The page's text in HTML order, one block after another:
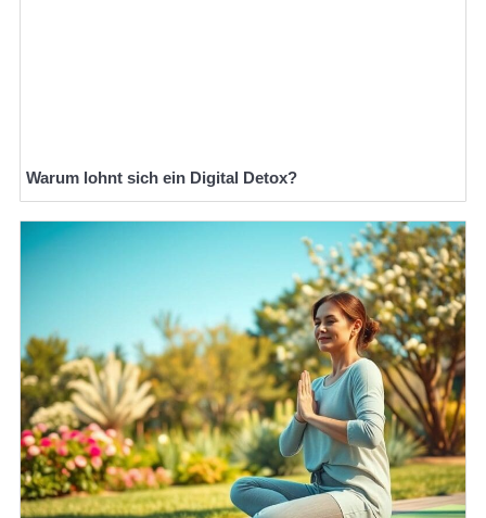
Warum lohnt sich ein Digital Detox?